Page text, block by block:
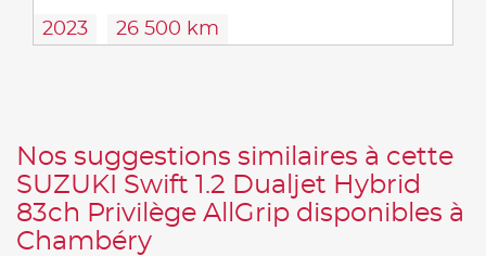
2023 26 500 km
Nos suggestions similaires à cette
SUZUKI Swift 1.2 Dualjet Hybrid
83ch Privilège AllGrip disponibles à
Chambéry